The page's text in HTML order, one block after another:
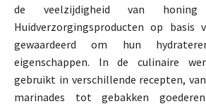
de veelzijdigheid van
Huidverzorgingsproducten op basis
gewaardeerd om hun
eigenschappen. In de culinaire
gebruikt in verschillende recepten,
marinades tot gebakken